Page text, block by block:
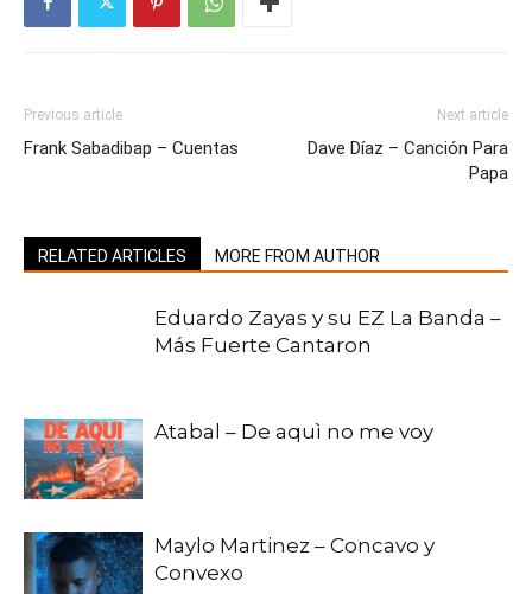
Previous article
Frank Sabadibap – Cuentas
Next article
Dave Díaz – Canción Para
Papa
RELATED ARTICLES MORE FROM AUTHOR
Eduardo Zayas y su EZ La Banda –
Más Fuerte Cantaron
Atabal – De aquì no me voy
Maylo Martinez – Concavo y
Convexo